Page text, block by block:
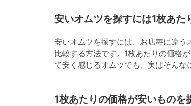
安いオムツを探すには1枚あた
安いオムツを探すには、お店毎に違
比較する方法です。1枚あたりの価格
で安く感じるオムツでも、実はそんな
1枚あたりの価格が安いものを